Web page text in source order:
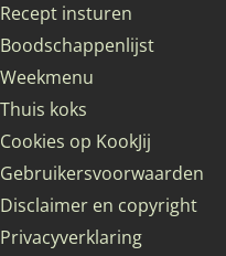
Recept insturen
Boodschappenlijst
Weekmenu
Thuis koks
Cookies op KookJij
Gebruikersvoorwaarden
Disclaimer en copyright
Privacyverklaring